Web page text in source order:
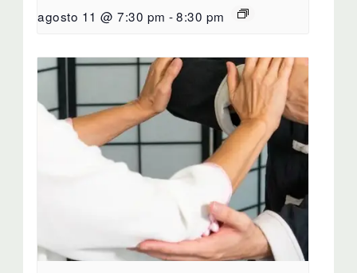
agosto 11 @ 7:30 pm -8:30 pm